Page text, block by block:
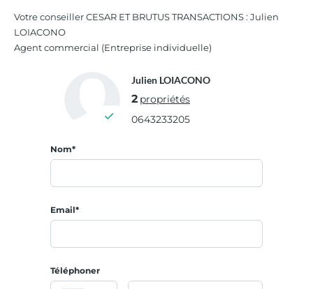
Votre conseiller CESAR ET BRUTUS TRANSACTIONS : Julien
LOIACONO
Agent commercial (Entreprise individuelle)
Julien LOIACONO
2 propriétés
0643233205
Nom*
Email*
Téléphoner